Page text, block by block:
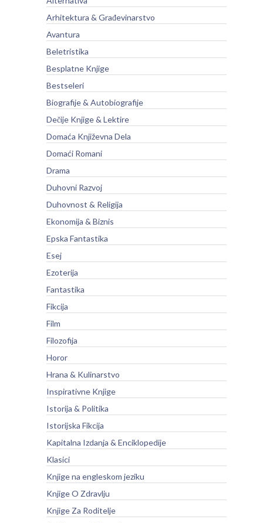
Arhitektura & Građevinarstvo
Avantura
Beletristika
Besplatne Knjige
Bestseleri
Biografije & Autobiografije
Dečije Knjige & Lektire
Domaća Književna Dela
Domaći Romani
Drama
Duhovni Razvoj
Duhovnost & Religija
Ekonomija & Biznis
Epska Fantastika
Esej
Ezoterija
Fantastika
Fikcija
Film
Filozofija
Horor
Hrana & Kulinarstvo
Inspirativne Knjige
Istorija & Politika
Istorijska Fikcija
Kapitalna Izdanja & Enciklopedije
Klasici
Knjige na engleskom jeziku
Knjige O Zdravlju
Knjige Za Roditelje